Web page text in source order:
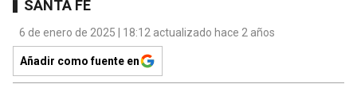
SANTA FE
6 de enero de 2025 | 18:12 actualizado hace 2 años
Añadir como fuente en